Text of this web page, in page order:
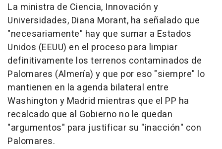
La ministra de Ciencia, Innovación y
Universidades, Diana Morant, ha señalado que
"necesariamente" hay que sumar a Estados
Unidos (EEUU) en el proceso para limpiar
definitivamente los terrenos contaminados de
Palomares (Almería) y que por eso "siempre" lo
mantienen en la agenda bilateral entre
Washington y Madrid mientras que el PP ha
recalcado que al Gobierno no le quedan
"argumentos" para justificar su "inacción" con
Palomares.